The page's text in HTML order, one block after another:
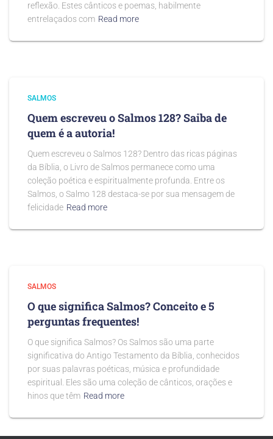
reflexão. Estes cânticos e poemas, habilmente
entrelaçados com Read more
SALMOS
Quem escreveu o Salmos 128? Saiba de
quem é a autoria!
Quem escreveu o Salmos 128? Dentro das ricas páginas
da Bíblia, o Livro de Salmos permanece como uma
coleção poética e espiritualmente profunda. Entre os
Salmos, o Salmo 128 destaca-se por sua mensagem de
felicidade Read more
SALMOS
O que significa Salmos? Conceito e 5
perguntas frequentes!
O que significa Salmos? Os Salmos são uma parte
significativa do Antigo Testamento da Bíblia, conhecidos
por suas palavras poéticas, música e profundidade
espiritual. Eles são uma coleção de cânticos, orações e
hinos que têm Read more